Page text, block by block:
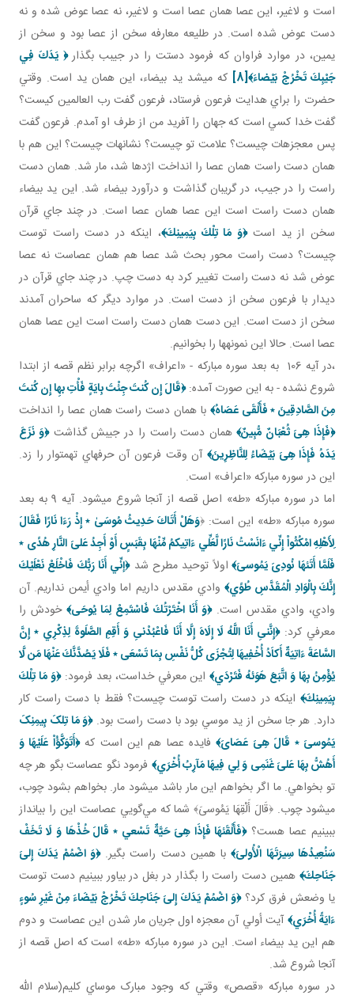
است و لاغير، اين عصا همان عصا است و لاغير، نه عصا عوض شده و نه
دست عوض شده است. در طليعه معارفه سخن از عصا بود و سخن از
يمين، در موارد فراوان که فرمود دستت را در جيبب بگذار﴿ يَدَكَ فِي
جَيْبِكَتَخْرُجْ بَيْضاءَ﴾[8]
که مي شد يد بيضاء، اين همان يد است. وقتي
حضرت را براي هدايت فرعون فرستاد، فرعون گفت رب العالمين کيست؟
گفت خدا کسي است که جهان را آفريد من از طرف او آمدم. فرعون گفت
پس معجزه ات چيست؟ علامت تو چيست؟ نشانه­ات چيست؟ اين هم با
همان دست راست همان عصا را انداخت اژدها شد، مار شد. همان دست
راست را در جيب، در گريبان گذاشت و درآورد بيضاء شد. اين يد بيضاء
همان دست راست است اين عصا همان عصا است. در چند جاي قرآن
سخن از يد است﴿وَ مَا تِلْكَ بِيَمِينِكَ‏﴾، اينکه در دست راست توست
چيست؟ دست راست محور بحث شد عصا هم همان عصاست نه عصا
عوض شد نه دست راست تغيير کرد به دست چپ. در چند جاي قرآن در
ديدار با فرعون سخن از دست است. در موارد ديگر که ساحران آمدند
سخن از دست است. اين دست همان دست راست است اين عصا همان
عصا است. حالا اين نمونه ها را بخوانيم.
،در آيه 106 به بعد سوره مبارکه - «اعراف» اگرچه برابر نظم قصه از ابتدا
شروع نشده - به اين صورت آمده:﴿قَالَ إِن كُنتَ جِئْتَ بِايَةٍ فَأْتِ بهِا إِن كُنتَ
مِنَ الصَّادِقِينَ٭فَأَلْقَى‏ عَصَاهُ﴾ با همان دست راست همان عصا را انداخت
﴿فَإِذَا هِىَ ثُعْبَانٌ مُّبِينٌ﴾ همان دست راست را در جيبش گذاشت﴿وَ نَزَعَ
يَدَهُ فَإِذَا هِىَ بَيْضَاءُ لِلنَّاظِرِينَ﴾ آن وقت فرعون آن حرف هاي تهمت وار را زد.
اين در سوره مبارکه «اعراف» است.
اما در سوره مبارکه «طه» اصل قصه از آنجا شروع مي شود. آيه 9 به بعد
سوره مبارکه «طه» اين است: ﴿وَهَلْ أَتَاكَ حَدِيثُ مُوسَى ٭ إِذْ رَءَا نَارًا فَقَالَ
لِأَهْلِهِ امْكُثُواْ إِنِّي ءَانَسْتُ نَارًا لَّعَلِّي ءَاتِيكمُ مِّنْهَا بِقَبَسٍ أَوْ أَجِدُ عَلىَ النَّارِ هُدًى ٭
فَلَمَّا أَتَئهَا نُودِىَ يَمُوسىَ﴾ اولاً توحيد مطرح شد﴿إنِّي أَنَا رَبُّكَ فَاخْلَعْ نَعْلَيْكَ
إِنَّكَ بِالْوَادِ الْمُقَدَّسِ طُوًي﴾ وادي مقدس داريم اما وادي أيمن نداريم. آن
وادي، وادي مقدس است.﴿وَ أَنَا اخْتَرْتُكَ فَاسْتَمِعْ لِمَا يُوحَى﴾ خودش را
معرفي کرد:﴿إِنَّنىِ أَنَا اللَّهُ لَا إِلَاهَ إِلَّا أَنَا فَاعْبُدْنىِ وَ أَقِمِ الصَّلَوةَ لِذِكْرِي ٭ إِنَّ
السَّاعَةَ ءَاتِيَةٌ أَكاَدُ أُخْفِيهَا لِتُجْزَى‏ كُلُّ نَفْسِ بِمَا تَسْعَى‏٭فَلَا يَصُدَّنَّكَ عَنْهَا مَن لَّا
يُؤْمِنُ بِهَا وَ اتَّبَعَ هَوَئهُ فَتَرْدَي﴾اين معرفي خداست، بعد فرمود:﴿وَ مَا تِلْكَ
بِيَمِينِكَ﴾ اينکه در دست راست توست چيست؟ فقط با دست راست کار
دارد. هر جا سخن از يد موسي بود با دست راست بود.﴿وَ مَا تِلکَ بِيمِنِکَ
يَمُوسىَ‏ ٭ قَالَ هِىَ عَصَاىَ﴾فايده عصا هم اين است که﴿أَتَوَكَّؤُاْ عَلَيْهَا وَ
أَهُشُّ بِهَا عَلىَ‏ غَنَمِى وَ لِي‏ فِيهَا مَآرِبُ أُخْرَي﴾ فرمود نگو عصاست بگو هر چه
تو بخواهي. ما اگر بخواهم اين مار باشد مي شود مار. بخواهم بشود چوب،
مي شود چوب. ﴿قَالَ أَلْقِهَا يَمُوسىَ﴾ شما که مي‌گويي عصاست اين را بيانداز
ببينيم عصا هست؟﴿فَأَلْقَئهَا فَإِذَا هِىَ حَيَّةٌ تَسْعي ٭ قَالَ خُذْهَا وَ لَا تَخَفْ
سَنُعِيدُهَا سِيرَتَهَا الْأُولىَ﴾با همين دست راست بگير.﴿وَ اضْمُمْ يَدَكَ إِلىَ‏
جَنَاحِكَ﴾ همين دست راست را بگذار در بغل در بياور ببينيم دست توست
يا وضعش فرق کرد؟﴿وَ اضْمُمْ يَدَكَ إِلىَ‏ جَنَاحِكَ تَخْرُجْ بَيْضَاءَ مِنْ غَيْرِ سُوءٍ
ءَايَةً أُخْرَي﴾ آيت أولي آن معجزه اول جريان مار شدن اين عصاست و دوم
هم اين يد بيضاء است. اين در سوره مبارکه «طه» است که اصل قصه از
آنجا شروع شد.
در سوره مبارکه «قصص» وقتي که وجود مبارک موساي کليم(سلام الله